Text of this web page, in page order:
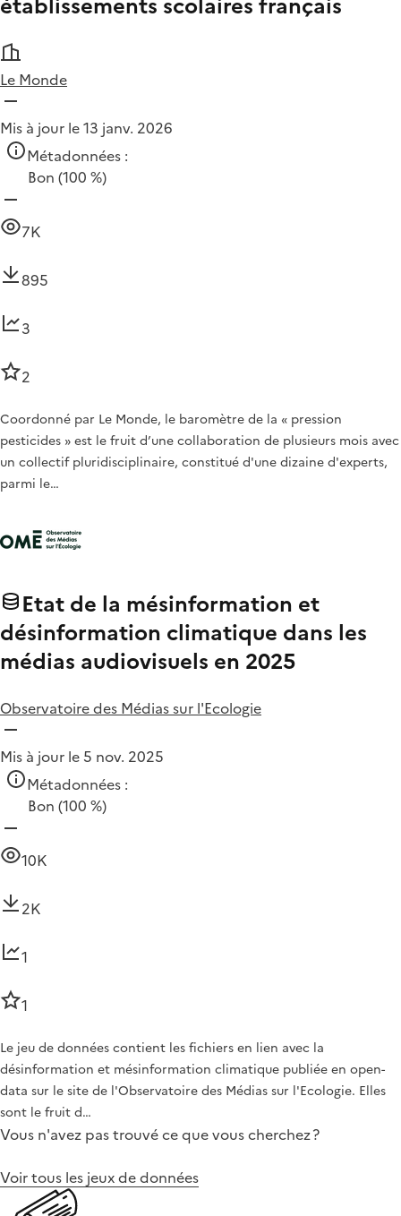
Le Monde
Mis à jour le 13 janv. 2026
Métadonnées :
Bon (100 %)
7K
895
3
2
Coordonné par Le Monde, le baromètre de la « pression
pesticides » est le fruit d’une collaboration de plusieurs mois avec
un collectif pluridisciplinaire, constitué d'une dizaine d'experts,
parmi le…
Etat de la mésinformation et
désinformation climatique dans les
médias audiovisuels en 2025
Observatoire des Médias sur l'Ecologie
Mis à jour le 5 nov. 2025
Métadonnées :
Bon (100 %)
10K
2K
1
1
Le jeu de données contient les fichiers en lien avec la
désinformation et mésinformation climatique publiée en open-
data sur le site de l'Observatoire des Médias sur l'Ecologie. Elles
sont le fruit d…
Vous n'avez pas trouvé ce que vous cherchez ?
Voir tous les jeux de données